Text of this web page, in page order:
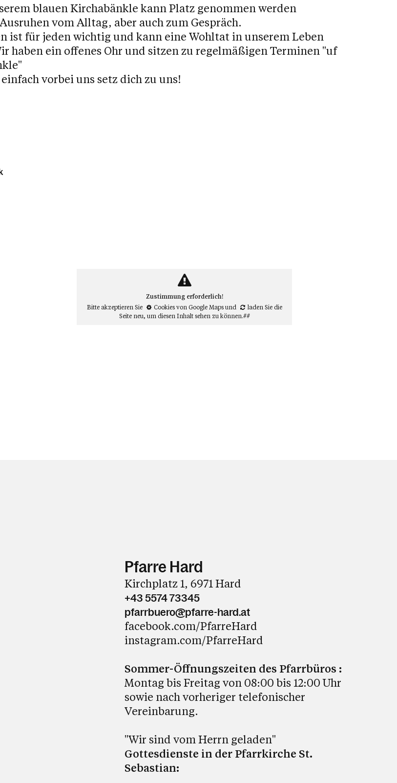
blauen Kirchabänkle kann Platz genommen werden
vom Alltag, aber auch zum Gespräch.
ist für jeden wichtig und kann eine Wohltat in unserem Leben
haben ein offenes Ohr und sitzen zu regelmäßigen Terminen "uf
vorbei uns setz dich zu uns!
Zustimmung erforderlich!
Bitte akzeptieren Sie
Cookies von Google Mapsund
laden Sie die
Seite neu, um diesen Inhalt sehen zu können.##
Pfarre Hard
Kirchplatz 1, 6971 Hard
+43 5574 73345
pfarrbuero@pfarre-hard.at
facebook.com/PfarreHard
instagram.com/PfarreHard
Sommer-Öffnungszeiten des Pfarrbüros :
Montag bis Freitag von 08:00 bis 12:00 Uhr
sowie nach vorheriger telefonischer
Vereinbarung.
"Wir sind vom Herrn geladen"
Gottesdienste in der Pfarrkirche St.
Sebastian: